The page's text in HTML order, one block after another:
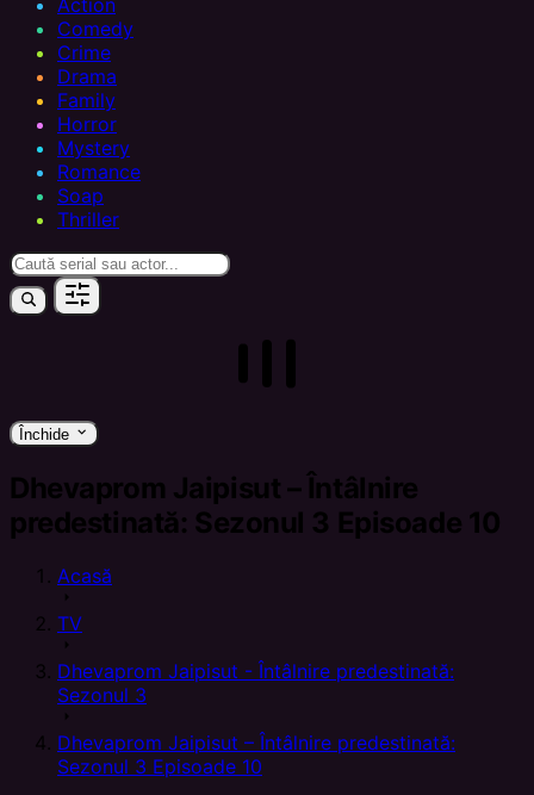
Action
Comedy
Crime
Drama
Family
Horror
Mystery
Romance
Soap
Thriller
Închide keyboard_arrow_down
Dhevaprom Jaipisut – Întâlnire
predestinată: Sezonul 3 Episoade 10
Acasă
arrow_right
TV
arrow_right
Dhevaprom Jaipisut - Întâlnire predestinată:
Sezonul 3
arrow_right
Dhevaprom Jaipisut – Întâlnire predestinată:
Sezonul 3 Episoade 10